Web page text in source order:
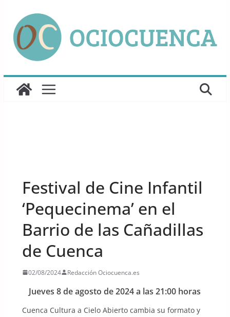
contenido
Festival de Cine Infantil
‘Pequecinema’ en el
Barrio de las Cañadillas
de Cuenca
02/08/2024 Redacción Ociocuenca.es
Jueves 8 de agosto de 2024 a las 21:00 horas
Cuenca Cultura a Cielo Abierto cambia su formato y